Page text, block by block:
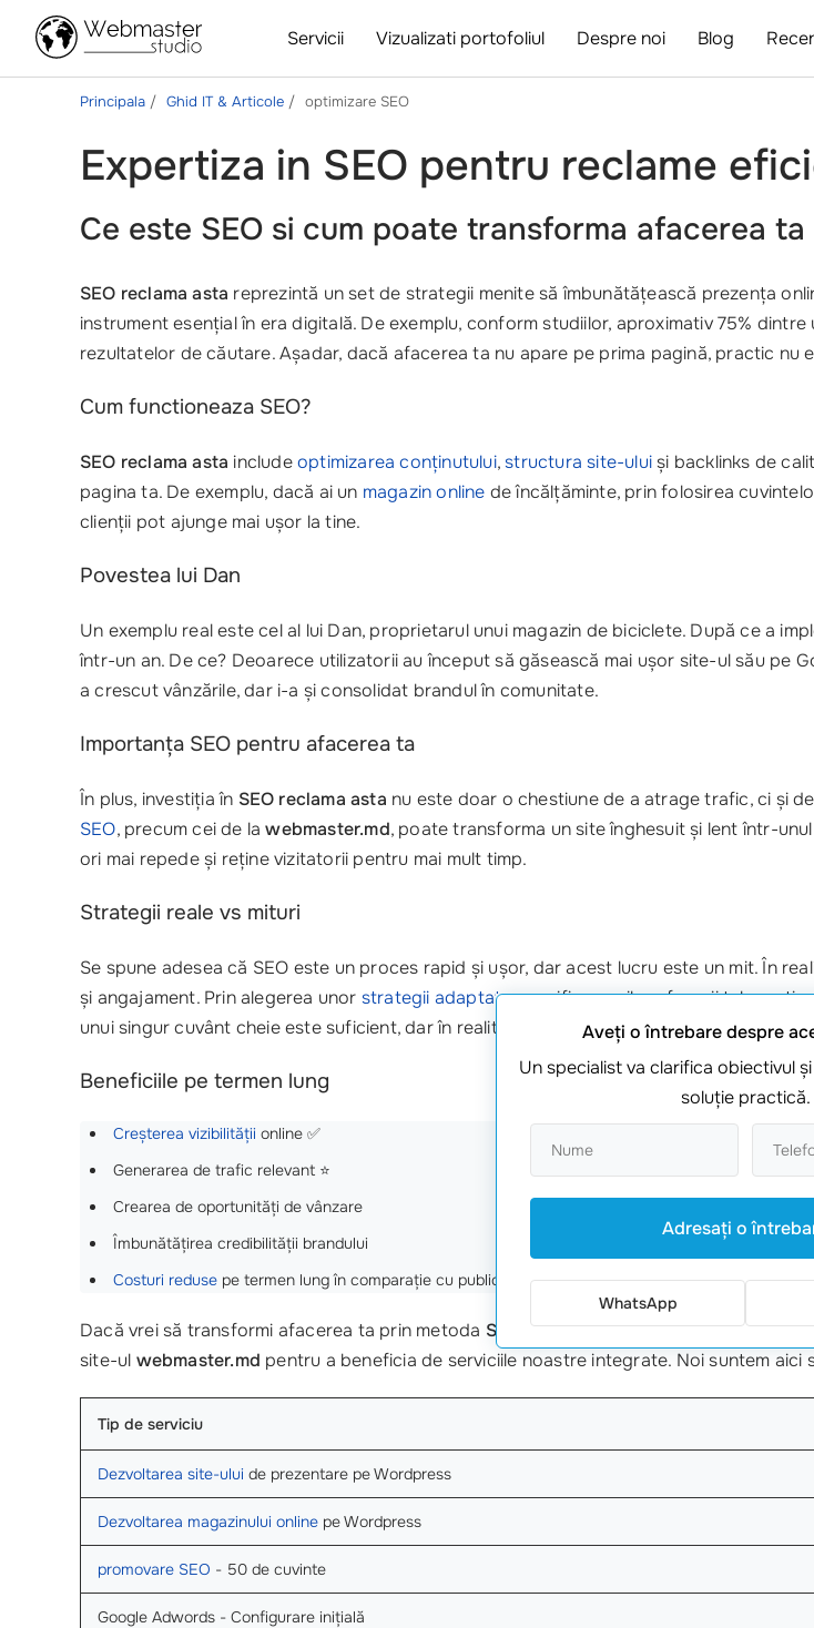
Servicii Vizualizati portofoliul Despre noi Blog
Principala Ghid IT & Articole optimizare SEO
Expertiza in SEO pentru reclame
Ce este SEO si cum poate transforma afacerea ta
SEO reclama asta reprezintă un set de strategii menite să îmbunătățească prezența
instrument esențial în era digitală. De exemplu, conform studiilor, aproximativ 75%
rezultatelor de căutare. Așadar, dacă afacerea ta nu apare pe prima pagină, practic nu
Cum functioneaza SEO?
SEO reclama asta includeoptimizarea conținutului,structura site-uluiși backlinks de
pagina ta. De exemplu, dacă ai un magazin online de încălțăminte, prin folosirea
clienții pot ajunge mai ușor la tine.
Povestea lui Dan
Un exemplu real este cel al lui Dan, proprietarul unui magazin de biciclete. După ce a
într-un an. De ce? Deoarece utilizatorii au început să găsească mai ușor site-ul său
a crescut vânzările, dar i-a și consolidat brandul în comunitate.
Importanța SEO pentru afacerea ta
În plus, investiția în SEO reclama asta nu este doar o chestiune de a atrage trafic, ci și
SEO, precum cei de lawebmaster.md, poate transforma un site înghesuit și lent într-
ori mai repede și reține vizitatorii pentru mai mult timp.
Strategii reale vs mituri
Se spune adesea că SEO este un proces rapid și ușor, dar acest lucru este un mit. În
și angajament. Prin alegerea unor strategii adaptatespecific nevoilor afacerii tale, poți
unui singur cuvânt cheie este suficient, dar în realitate, diversitatea cuvintelor cheie
Beneficiile pe termen lung
Creșterea vizibilității online ✅
Generarea de trafic relevant ⭐
Crearea de oportunități de vânzare
Îmbunătățirea credibilității brandului
Costuri reduse pe termen lung în comparație cu publicitatea plătită
Dacă vrei să transformi afacerea ta prin metoda SEO reclama asta, nu mai sta pe
site-ul webmaster.md pentru a beneficia de serviciile noastre integrate. Noi suntem aici
Tip de serviciu
Dezvoltarea site-ului de prezentare pe Wordpress
Dezvoltarea magazinului online pe Wordpress
promovare SEO - 50 de cuvinte
Google Adwords - Configurare inițială
Aveţi o întrebare despre
Un specialist va clarifica obiectivul
soluţie practică.
Adresaţi o
WhatsApp